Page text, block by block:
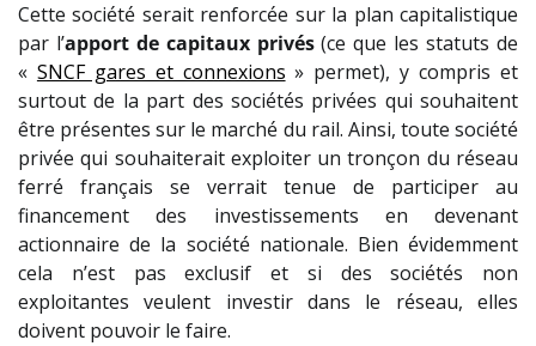
Cette société serait renforcée sur la plan capitalistique
par l’apport de capitaux privés(ce que les statuts de
« SNCF gares et connexions » permet), y compris et
surtout de la part des sociétés privées qui souhaitent
être présentes sur le marché du rail. Ainsi, toute société
privée qui souhaiterait exploiter un tronçon du réseau
ferré français se verrait tenue de participer au
financement des investissements en devenant
actionnaire de la société nationale. Bien évidemment
cela n’est pas exclusif et si des sociétés non
exploitantes veulent investir dans le réseau, elles
doivent pouvoir le faire.